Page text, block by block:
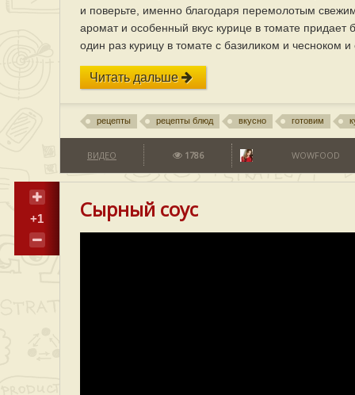
и поверьте, именно благодаря перемолотым
аромат и особенный вкус курице в томате придает
один раз курицу в томате с базиликом и чесноком
Читать дальше
рецепты рецепты блюд вкусно готовим
ВИДЕО 1786 WOWFOOD
+1 Сырный соус